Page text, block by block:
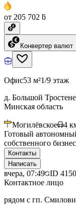
от 205 702 ƃ
Конвертер валют
Офис53 м²1/9 этаж
д. Большой
Минская область
Могилёвское 4
Готовый
собственного
Контакты
Написать
вчера, 07:49 ID
Контактное лицо
рядом с гп.